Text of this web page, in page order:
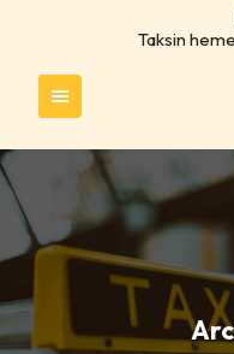
Taksin